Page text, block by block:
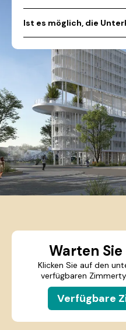
Ist es möglich, die
Warten
Klicken Sie auf den
verfügbaren
Verfügbare